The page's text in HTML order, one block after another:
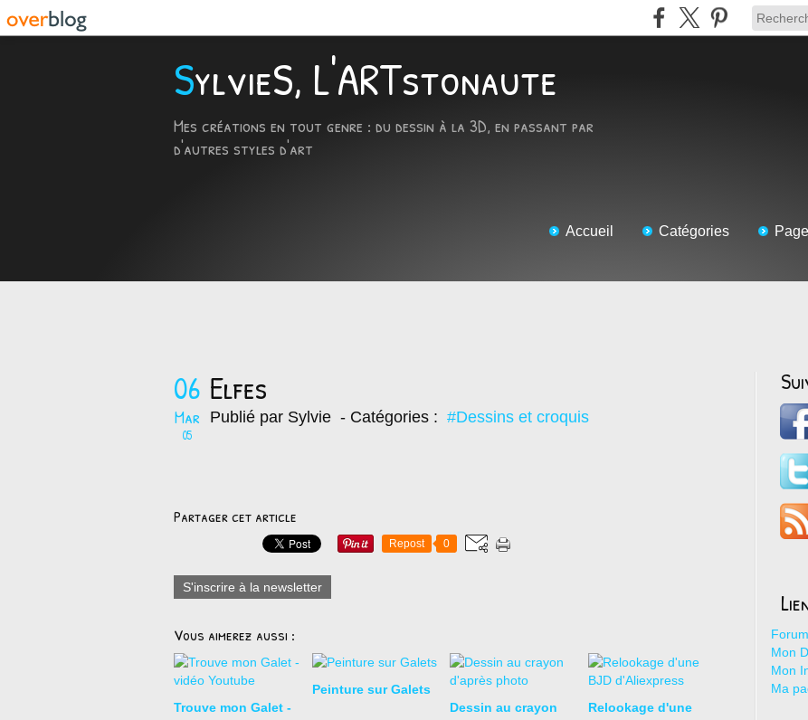
SylvieS, L'ARTstonaute
Mes créations en tout genre : du dessin à la 3D, en passant par
d'autres styles d'art
Accueil Catégories
06
Mar
05
Elfes
Publié par Sylvie - Catégories : #Dessins et croquis
Partager cet article
Repost 0
S'inscrire à la newsletter
Vous aimerez aussi :
Trouve mon Galet -
Peinture sur Galets
Dessin au crayon
Relookage d'une
Mon
Mon
Ma